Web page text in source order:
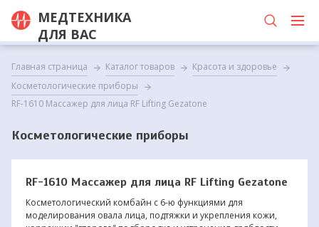
МЕДТЕХНИКА
ДЛЯ ВАС
Главная страница Каталог товаров
Красота и здоровье
Косметологические приборы
RF-1610 Массажер для лица RF Lifting Gezatone
Косметологические приборы
RF-1610 Массажер для лица RF Lifting Gezatone
Косметологический комбайн с 6-ю функциями для
моделирования овала лица, подтяжки и укрепления кожи,